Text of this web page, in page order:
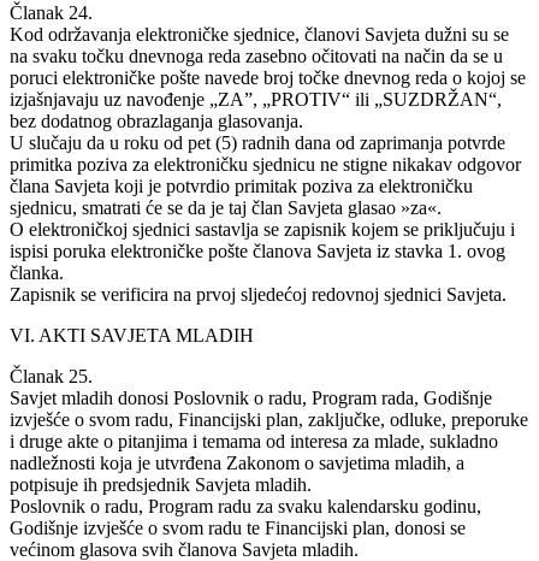
Članak 24.
Kod održavanja elektroničke sjednice, članovi Savjeta dužni su se
na svaku točku dnevnoga reda zasebno očitovati na način da se u
poruci elektroničke pošte navede broj točke dnevnog reda o kojoj se
izjašnjavaju uz navođenje „ZA”, „PROTIV“ ili „SUZDRŽAN“,
bez dodatnog obrazlaganja glasovanja.
U slučaju da u roku od pet (5) radnih dana od zaprimanja potvrde
primitka poziva za elektroničku sjednicu ne stigne nikakav odgovor
člana Savjeta koji je potvrdio primitak poziva za elektroničku
sjednicu, smatrati će se da je taj član Savjeta glasao »za«.
O elektroničkoj sjednici sastavlja se zapisnik kojem se priključuju i
ispisi poruka elektroničke pošte članova Savjeta iz stavka 1. ovog
članka.
Zapisnik se verificira na prvoj sljedećoj redovnoj sjednici Savjeta.
VI. AKTI SAVJETA MLADIH
Članak 25.
Savjet mladih donosi Poslovnik o radu, Program rada, Godišnje
izvješće o svom radu, Financijski plan, zaključke, odluke, preporuke
i druge akte o pitanjima i temama od interesa za mlade, sukladno
nadležnosti koja je utvrđena Zakonom o savjetima mladih, a
potpisuje ih predsjednik Savjeta mladih.
Poslovnik o radu, Program radu za svaku kalendarsku godinu,
Godišnje izvješće o svom radu te Financijski plan, donosi se
većinom glasova svih članova Savjeta mladih.